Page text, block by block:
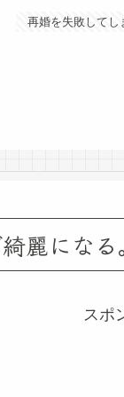
再婚を失敗してし
麗にな
スポ